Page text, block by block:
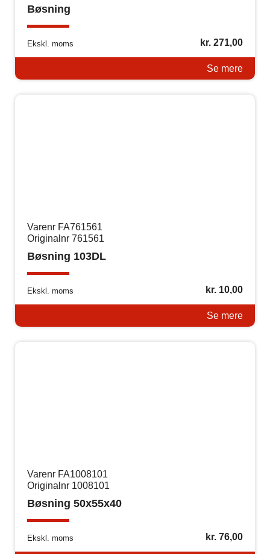
Bøsning
Ekskl. moms kr.271,00
Se mere
Varenr FA761561
Originalnr 761561
Bøsning 103DL
Ekskl. moms kr.10,00
Se mere
Varenr FA1008101
Originalnr 1008101
Bøsning 50x55x40
Ekskl. moms kr.76,00